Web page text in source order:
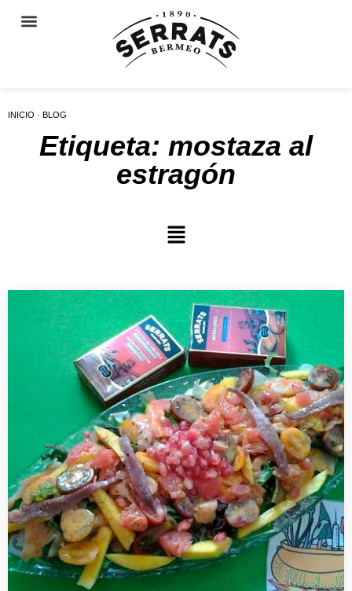
INICIO · BLOG
Etiqueta: mostaza al
estragón